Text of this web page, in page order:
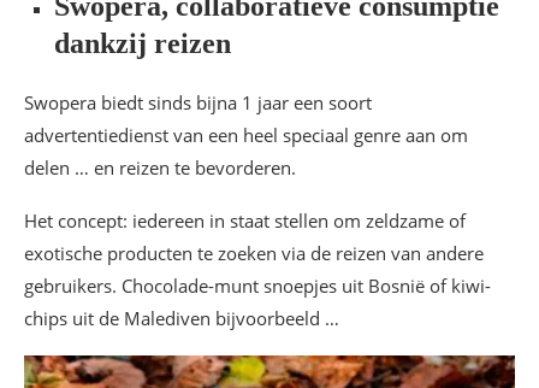
dankzij reizen
Swopera biedt sinds bijna 1 jaar een soort
advertentiedienst van een heel speciaal genre aan om
delen … en reizen te bevorderen.
Het concept: iedereen in staat stellen om zeldzame of
exotische producten te zoeken via de reizen van andere
gebruikers. Chocolade-munt snoepjes uit Bosnië of kiwi-
chips uit de Malediven bijvoorbeeld …